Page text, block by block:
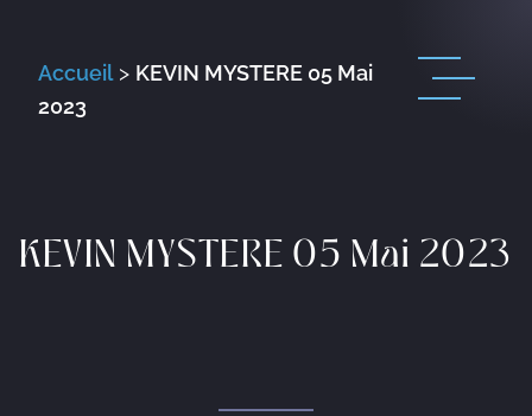
Accueil> KEVIN MYSTERE 05 Mai
2023
KEVIN MYSTERE 05 Mai 2023